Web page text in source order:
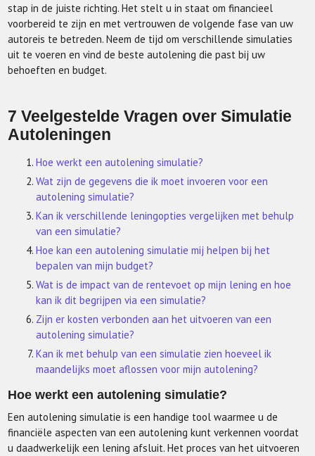
stap in de juiste richting. Het stelt u in staat om financieel
voorbereid te zijn en met vertrouwen de volgende fase van uw
autoreis te betreden. Neem de tijd om verschillende simulaties
uit te voeren en vind de beste autolening die past bij uw
behoeften en budget.
7 Veelgestelde Vragen over Simulatie
Autoleningen
Hoe werkt een autolening simulatie?
Wat zijn de gegevens die ik moet invoeren voor een
autolening simulatie?
Kan ik verschillende leningopties vergelijken met behulp
van een simulatie?
Hoe kan een autolening simulatie mij helpen bij het
bepalen van mijn budget?
Wat is de impact van de rentevoet op mijn lening en hoe
kan ik dit begrijpen via een simulatie?
Zijn er kosten verbonden aan het uitvoeren van een
autolening simulatie?
Kan ik met behulp van een simulatie zien hoeveel ik
maandelijks moet aflossen voor mijn autolening?
Hoe werkt een autolening simulatie?
Een autolening simulatie is een handige tool waarmee u de
financiële aspecten van een autolening kunt verkennen voordat
u daadwerkelijk een lening afsluit. Het proces van het uitvoeren